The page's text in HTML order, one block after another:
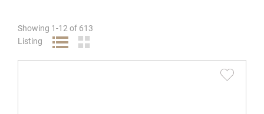
Showing 1-12 of 613
Listing